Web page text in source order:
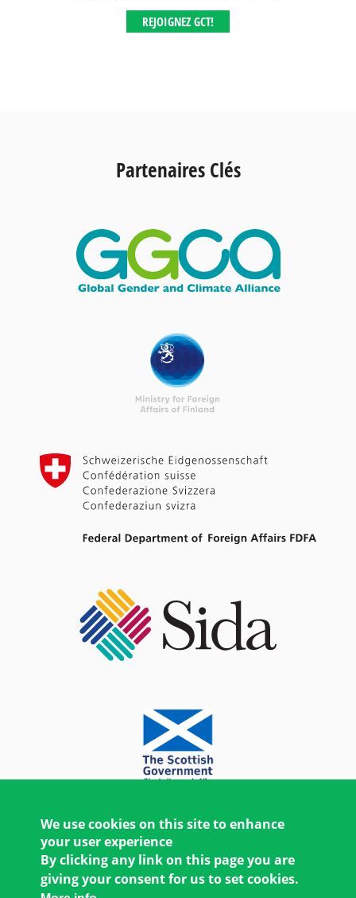
REJOIGNEZ GCT!
Partenaires Clés
We use cookies on this site to enhance
your user experience
By clicking any link on this page you are
giving your consent for us to set cookies.